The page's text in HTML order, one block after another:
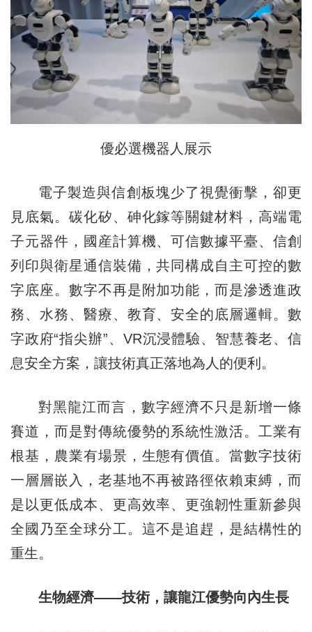
優必選機器人展示
電子製造與信創板塊少了視覺衝擊，卻更
見底氣。碳化矽、砷化鎵等關鍵材料，高端電
子元器件，國産計算機、可信數據平臺、信創
列印與衛星通信裝備，共同構成自主可控的數
字底座。數字不再是附加功能，而是滲透進政
務、水務、醫療、教育、安全的底層邏輯。數
字政府“指尖辦”、VR沉浸體驗、智慧養老、信
息安全方案，讓技術真正落地為人的便利。
對黑龍江而言，數字經濟不只是新增一條
賽道，而是對傳統優勢的系統性激活。工業有
根基，農業有場景，生態有價值。當數字技術
一層層嵌入，老基地不再被路徑依賴束縛，而
是以更低成本、更高效率、更強韌性重新參與
全國乃至全球分工。這不是追趕，是結構性的
重生。
生物經濟——技術，讓龍江優勢向內生長